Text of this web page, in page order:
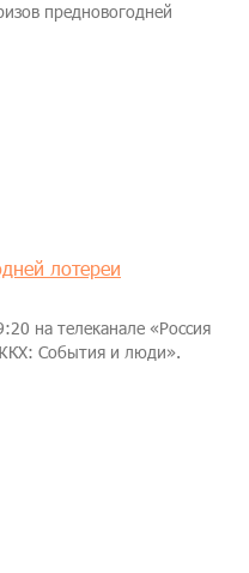
предновогодней
лотереи
на телеканале «Россия
События и люди».